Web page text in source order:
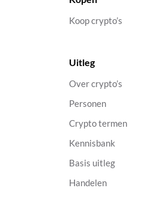
Koop crypto’s
Uitleg
Over crypto’s
Personen
Crypto termen
Kennisbank
Basis uitleg
Handelen